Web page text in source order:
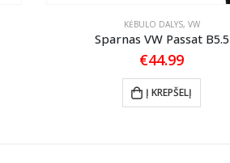
KĖBULO DALYS, VW
Sparnas VW Passat B5.5
€44.99
Į KREPŠELĮ